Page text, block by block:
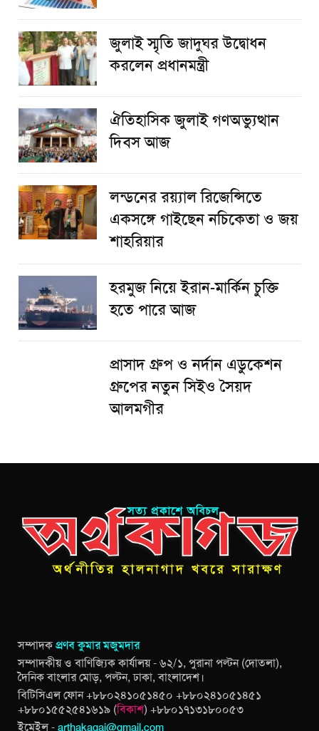
জুলাই স্মৃতি জাদুঘর উদ্বোধন
করলেন প্রধানমন্ত্রী
ঐতিহাসিক জুলাই গণঅভ্যুত্থান
দিবস আজ
লন্ডনের রয়্যাল রিজেন্সিতে
একসঙ্গে গাইছেন নচিকেতা ও জয়
শাহরিয়ার
হরমুজ নিয়ে ইরান-মার্কিন চুক্তি
হতে পারে আজ
প্রাসাদ গ্রুপ ও নর্দান এডুকেশন
গ্রুপের নতুন সিইও সৈয়দ
আলমগীর
সম্পাদকপ্রণব কুমার মজুমদার
সম্পাদকীয় ও বাণিজ্যিক কার্যালয় - ৬২/১, পুরানা পল্টন (দোতলা),
দৈনিক বাংলার মোড়, পল্টন, ঢাকা, বাংলাদেশ।
বিটিসিএল ফোন +৮৮০২৪১০৫১৪৫০ +৮৮০২৪১০৫১৪৫১
+৮৮০১৫৫২৫৪১৬১৯ (বিকাশ) +৮৮০১৭১৩১৮০০৫৩
ইমেইল - arthakagaj@gmail.com